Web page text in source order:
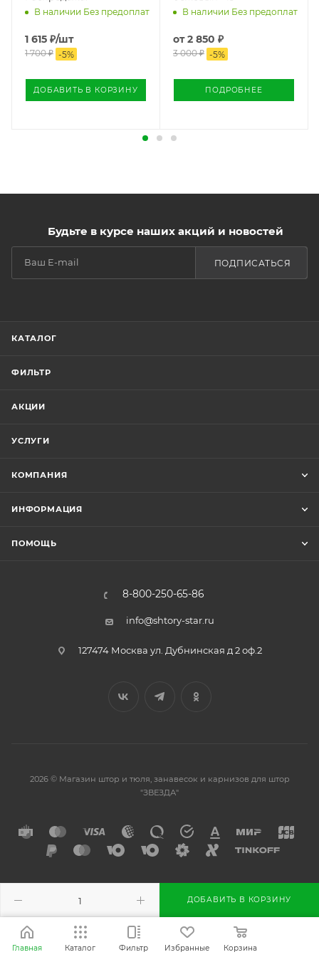
ДОБАВИТЬ В КОРЗИНУ
В наличии Без предоплат
1 615 ₽/шт
1 700₽ -5%
ДОБАВИТЬ В КОРЗИНУ
В наличии Без предоплат
от2 850 ₽
3 000 ₽ -5%
ПОДРОБНЕЕ
Будьте в курсе наших акций и новостей
ПОДПИСАТЬСЯ
КАТАЛОГ
ФИЛЬТР
АКЦИИ
УСЛУГИ
КОМПАНИЯ
ИНФОРМАЦИЯ
ПОМОЩЬ
8-800-250-65-86
info@shtory-star.ru
127474 Москва ул. Дубнинская д 2 оф.2
2026 © Магазин штор и тюля, занавесок и карнизов для штор
"ЗВЕЗДА"
Главная Каталог Фильтр Избранные Корзина